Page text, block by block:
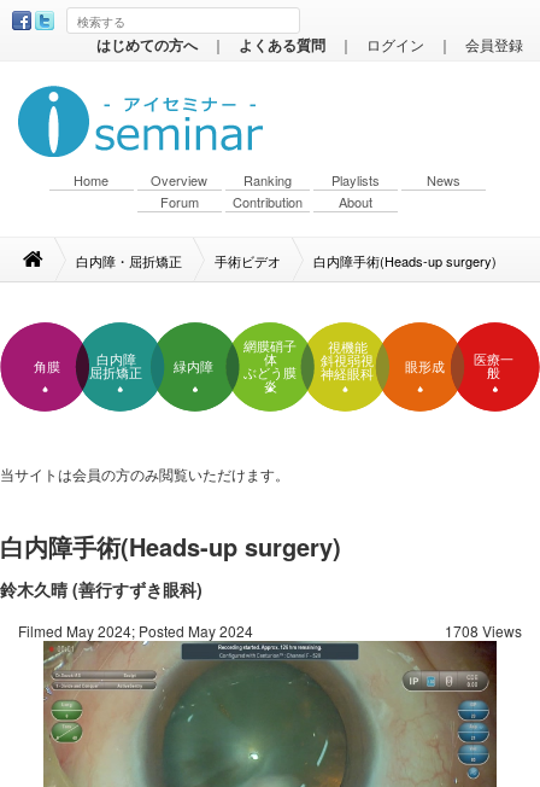
はじめての方へ ｜ よくある質問 ｜ ログイン ｜ 会員登録
Home Overview Ranking Playlists
News
Forum
Contribution About
白内障・屈折矯正 手術ビデオ 白内障手術(Heads-up surgery)
角膜
白内障
屈折矯正
緑内障
網膜硝子
体
ぶどう膜
炎
視機能
斜視弱視
神経眼科
眼形成
医療一
般
当サイトは会員の方のみ閲覧いただけます。
白内障手術(Heads-up surgery)
鈴木久晴 (善行すずき眼科)
Filmed May 2024; Posted May 2024 1708 Views